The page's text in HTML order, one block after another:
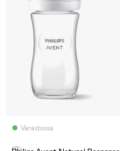
Varastossa